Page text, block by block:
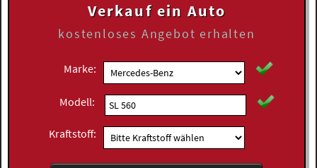
Verkauf ein Auto
kostenloses Angebot erhalten
Marke:
Modell:
Kraftstoff: